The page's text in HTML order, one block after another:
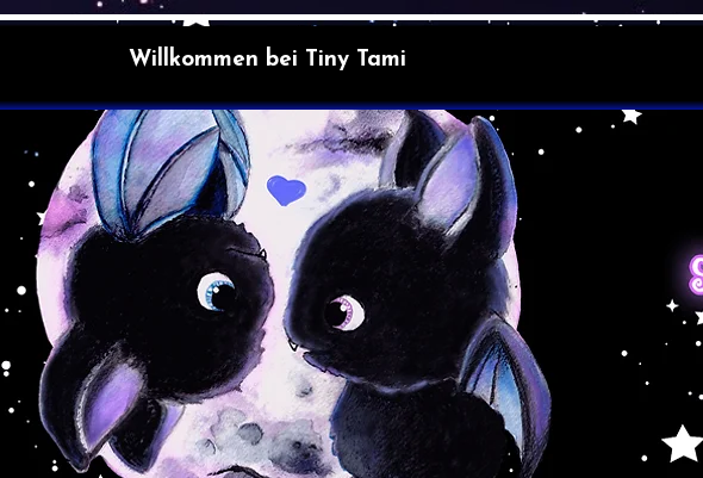
Willkommen bei Tiny Tami